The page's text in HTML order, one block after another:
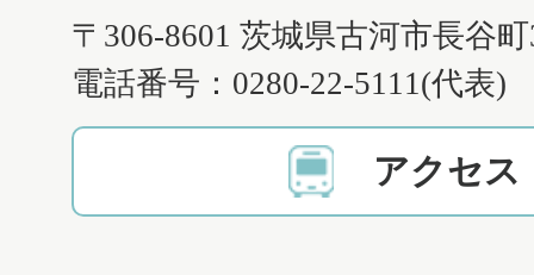
〒306-8601 茨城県古河市長谷
電話番号：0280-22-5111(代表)
アクセス